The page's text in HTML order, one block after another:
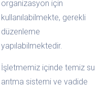
organizasyon için
kullanılabilmekte, gerekli
düzenleme
yapılabilmektedir.
İşletmemiz içinde temiz su
arıtma sistemi ve vadide